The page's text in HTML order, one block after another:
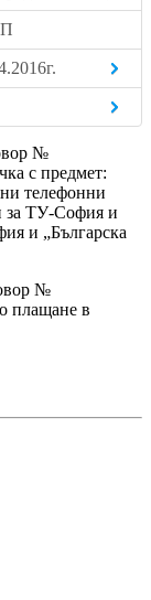
№
с предмет:
телефонни
за ТУ-София и
и „Българска
№
плащане в